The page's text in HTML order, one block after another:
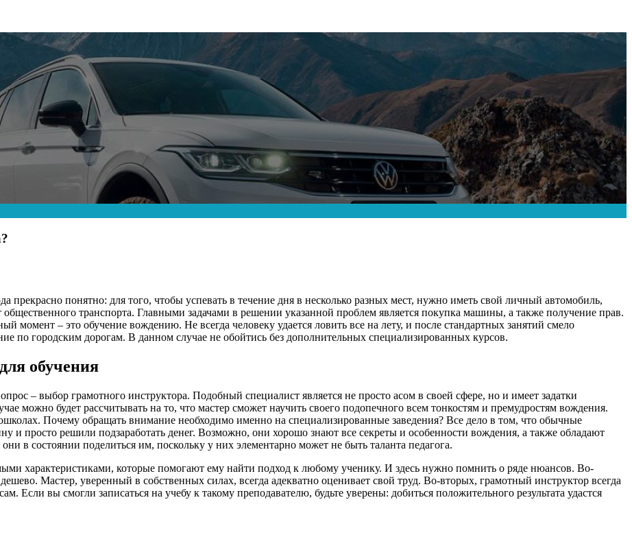
прекрасно понятно: для того, чтобы успевать в течение дня в несколько разных мест, нужно иметь свой личный автомобиль,
общественного транспорта. Главными задачами в решении указанной проблем является покупка машины, а также получение прав.
момент – это обучение вождению. Не всегда человеку удается ловить все на лету, и после стандартных занятий смело
по городским дорогам. В данном случае не обойтись без дополнительных специализированных курсов.
обучения
– выбор грамотного инструктора. Подобный специалист является не просто асом в своей сфере, но и имеет задатки
можно будет рассчитывать на то, что мастер сможет научить своего подопечного всем тонкостям и премудростям вождения.
Почему обращать внимание необходимо именно на специализированные заведения? Все дело в том, что обычные
и просто решили подзаработать денег. Возможно, они хорошо знают все секреты и особенности вождения, а также обладают
в состоянии поделиться им, поскольку у них элементарно может не быть таланта педагога.
характеристиками, которые помогают ему найти подход к любому ученику. И здесь нужно помнить о ряде нюансов. Во-
Мастер, уверенный в собственных силах, всегда адекватно оценивает свой труд. Во-вторых, грамотный инструктор всегда
Если вы смогли записаться на учебу к такому преподавателю, будьте уверены: добиться положительного результата удастся